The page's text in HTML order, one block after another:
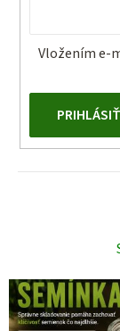
Vložením e-